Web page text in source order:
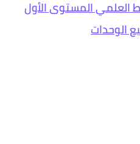
العلمي المستوى الأول
الوحدات